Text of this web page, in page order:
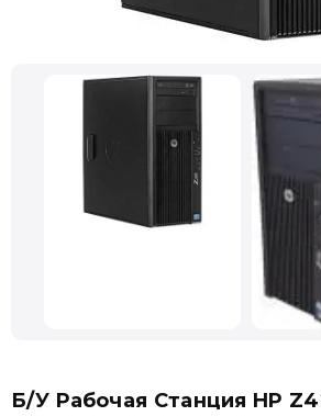
Б/У Рабочая Станция HP